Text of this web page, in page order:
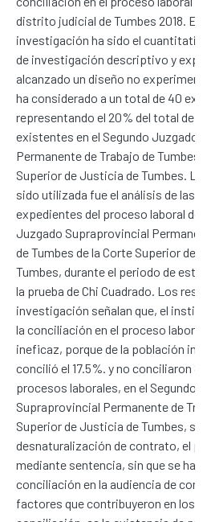
distrito judicial de Tumbes 2018. El
investigación ha sido el
de investigación descriptivo y
alcanzado un diseño no
ha considerado a un total de 40
representando el 20% del total de
existentes en el Segundo Juzgado
Permanente de Trabajo de Tumbes
Superior de Justicia de Tumbes. La
sido utilizada fue el análisis de las
expedientes del proceso laboral del
Juzgado Supraprovincial
de Tumbes de la Corte Superior de
Tumbes, durante el periodo de
la prueba de Chi Cuadrado. Los
investigación señalan que, el
la conciliación en el proceso
ineficaz, porque de la población
concilió el 17.5%. y no conciliaron
procesos laborales, en el Segundo
Supraprovincial Permanente de
Superior de Justicia de Tumbes,
desnaturalización de contrato, el
mediante sentencia, sin que se
conciliación en la audiencia de
factores que contribuyeron en los